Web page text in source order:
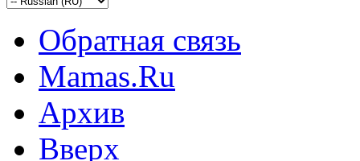
Обратная связь
Mamas.Ru
Архив
Вверх